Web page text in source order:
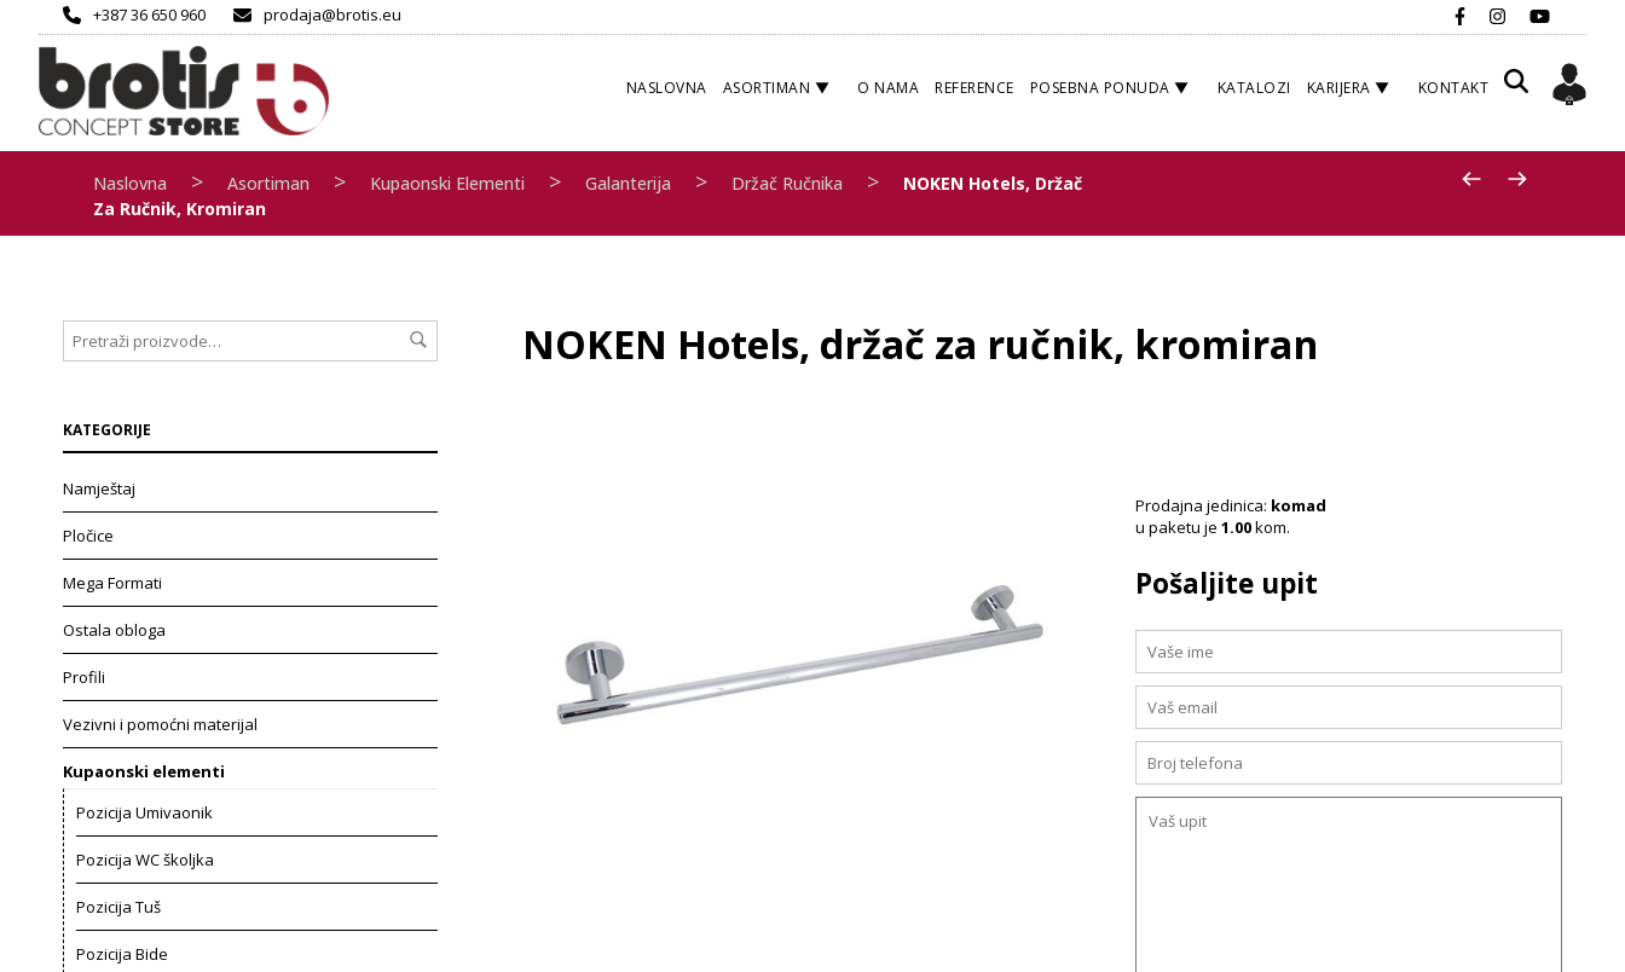
+387 36 650 960 prodaja@brotis.eu
NASLOVNA ASORTIMAN O NAMA REFERENCE POSEBNA PONUDA KATALOZI KARIJERA KONTAKT
Naslovna > Asortiman > Kupaonski Elementi > Galanterija > Držač Ručnika >
NOKEN Hotels, Držač
Za Ručnik, Kromiran
NOKEN Hotels, držač za ručnik, kromiran
Prodajna jedinica: komad
u paketu je1.00kom.
Pošaljite upit
KATEGORIJE
Namještaj
Pločice
Mega Formati
Ostala obloga
Profili
Vezivni i pomoćni materijal
Kupaonski elementi
Pozicija Umivaonik
Pozicija WC školjka
Pozicija Tuš
Pozicija Bide